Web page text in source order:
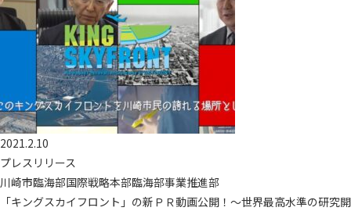
2021.2.10
プレスリリース
川崎市臨海部国際戦略本部臨海部事業推進部
「キングスカイフロント」の新ＰＲ動画公開！～世界最高水準の研究開